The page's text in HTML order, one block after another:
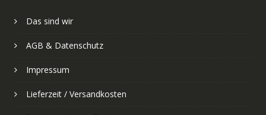
Das sind wir
AGB & Datenschutz
Impressum
Lieferzeit / Versandkosten